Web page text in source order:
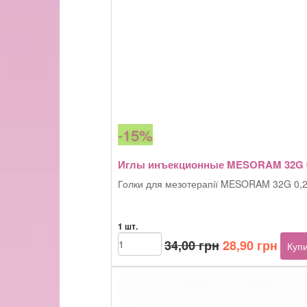
-15%
Иглы инъекционные MESORAM 32G
Голки для мезотерапії MESORAM 32G
1 шт.
34,00грнОригінальна
ціна:
28,90 грн
ціна:
Иглы
инъекционные
MESORAM